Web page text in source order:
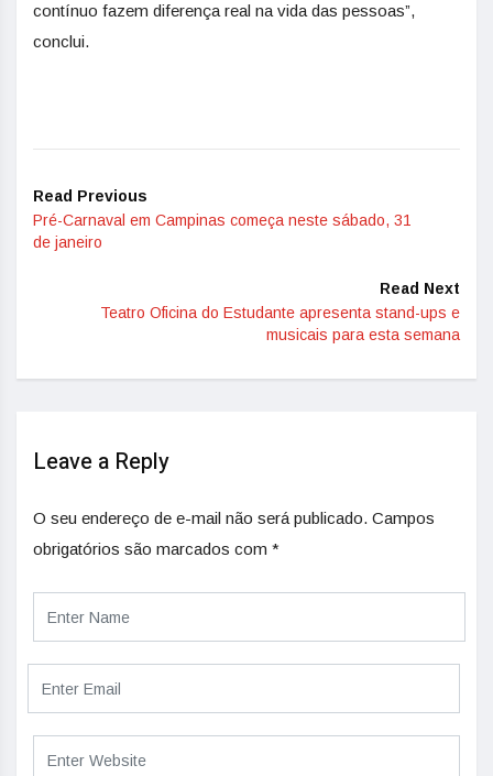
contínuo fazem diferença real na vida das pessoas”,
conclui​.​​ ​
Read Previous
Pré-Carnaval em Campinas começa neste sábado, 31
de janeiro
Read Next
Teatro Oficina do Estudante apresenta stand-ups e
musicais para esta semana
Leave a Reply
O seu endereço de e-mail não será publicado. Campos
obrigatórios são marcados com *